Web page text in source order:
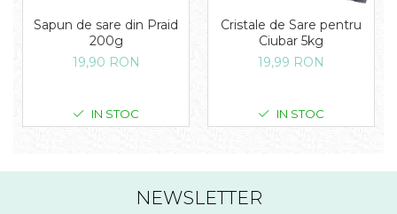
Sapun de sare din Praid
200g
19,90 RON
IN STOC
Cristale de Sare pentru
Ciubar 5kg
19,99 RON
IN STOC
NEWSLETTER